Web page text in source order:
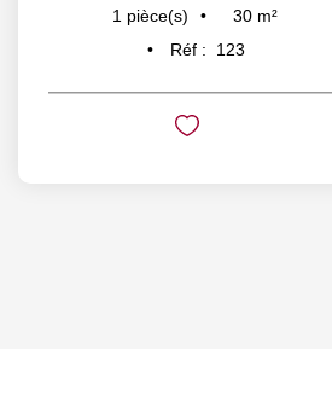
1 pièce(s) 30 m²
Réf :
123